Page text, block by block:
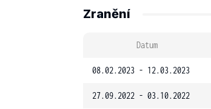
Zranění
Datum
08.02.2023 - 12.03.2023
27.09.2022 - 03.10.2022